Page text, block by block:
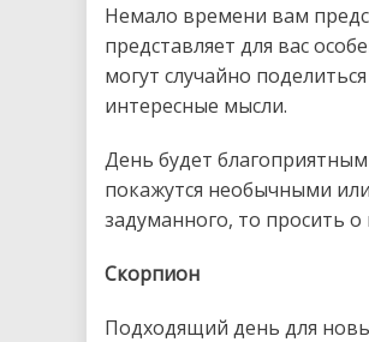
Немало времени вам
представляет для вас
могут случайно
интересные мысли.
День будет
покажутся необычными
задуманного, то просить
Скорпион
Подходящий день для